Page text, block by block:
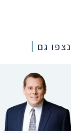
נצפו גם